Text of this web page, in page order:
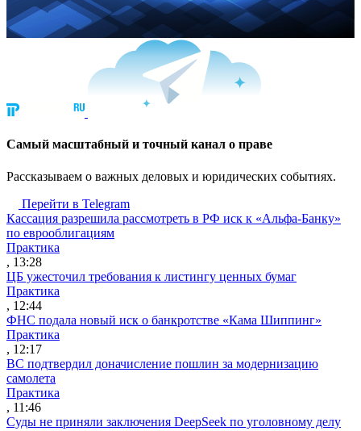
Cамый масштабный и точный канал о праве
Рассказываем о важных деловых и юридических событиях.
Перейти в Telegram
Кассация разрешила рассмотреть в РФ иск к «Альфа-Банку»
по еврооблигациям
Практика
, 13:28
ЦБ ужесточил требования к листингу ценных бумаг
Практика
, 12:44
ФНС подала новый иск о банкротстве «Кама Шиппинг»
Практика
, 12:17
ВС подтвердил доначисление пошлин за модернизацию
самолета
Практика
, 11:46
Суды не приняли заключения DeepSeek по уголовному делу